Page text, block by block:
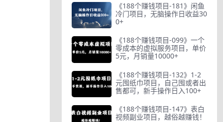
《188个赚钱项目-181》闲鱼
冷门项目，无脑操作日收益30
0+
《188个赚钱项目-099》一个
零成本的虚拟服务项目，单价
5元，月销量10000+
《188个赚钱项目-132》1-2
元囤纸巾项目，自己囤或者出
售都可，新手操作日入100+
《188个赚钱项目-147》表白
视频副业项目，越俗越赚钱！